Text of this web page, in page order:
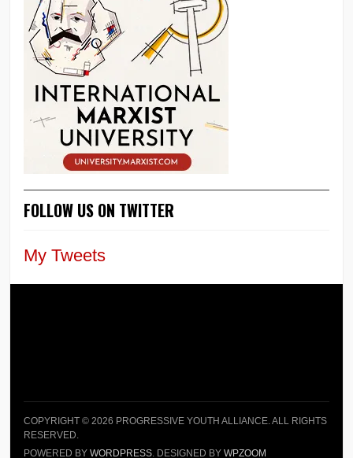
FOLLOW US ON TWITTER
My Tweets
COPYRIGHT © 2026 PROGRESSIVE YOUTH ALLIANCE. ALL RIGHTS
RESERVED.
POWERED BYWORDPRESS . DESIGNED BYWPZOOM